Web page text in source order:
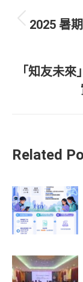
2025 暑
「知友未
Related